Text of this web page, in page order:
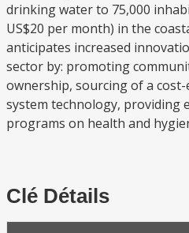
drinking water to 75,000
US$20 per month) in the
anticipates increased
sector by: promoting
ownership, sourcing of a
system technology, providing
programs on health and
Clé Détails